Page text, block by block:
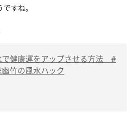
すね。
で健康運をアップさせる方法 #
竹の風水ハック